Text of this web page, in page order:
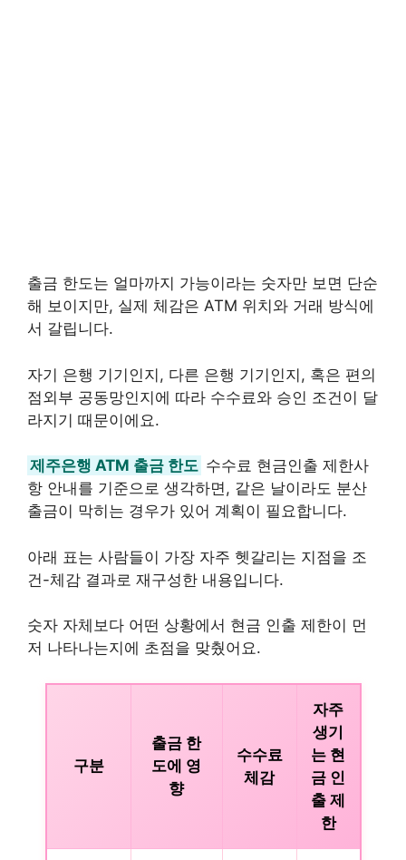
출금 한도는 얼마까지 가능이라는 숫자만 보면 단순
해 보이지만, 실제 체감은 ATM 위치와 거래 방식에
서 갈립니다.
자기 은행 기기인지, 다른 은행 기기인지, 혹은 편의
점외부 공동망인지에 따라 수수료와 승인 조건이 달
라지기 때문이에요.
제주은행 ATM 출금 한도 수수료 현금인출 제한사
항 안내를 기준으로 생각하면, 같은 날이라도 분산
출금이 막히는 경우가 있어 계획이 필요합니다.
아래 표는 사람들이 가장 자주 헷갈리는 지점을 조
건-체감 결과로 재구성한 내용입니다.
숫자 자체보다 어떤 상황에서 현금 인출 제한이 먼
저 나타나는지에 초점을 맞췄어요.
구분
출금 한
도에 영
향
수수료
체감
자주
생기
는 현
금 인
출 제
한